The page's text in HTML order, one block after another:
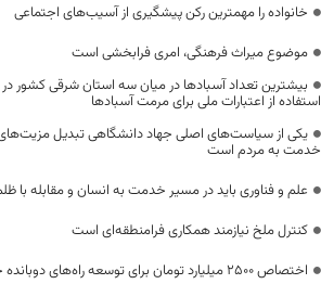
خانواده را مهمترین رکن پیشگیری از آسیب‌های اجتماعی
موضوع میراث فرهنگی، امری فرابخشی است
بیشترین تعداد آسبادها در میان سه استان شرقی کشور
استفاده از اعتبارات ملی برای مرمت آسبادها
یکی از سیاست‌های اصلی جهاد دانشگاهی تبدیل
خدمت به مردم است
علم و فناوری باید در مسیر خدمت به انسان و مقابله با
کنترل ملخ نیازمند همکاری فرامنطقه‌ای است
اختصاص 2500 میلیارد تومان برای توسعه راه‌های دوبانده خراسان جنوبی